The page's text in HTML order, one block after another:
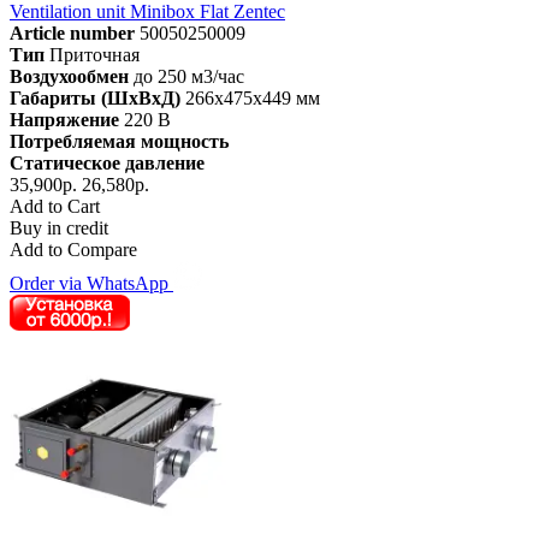
Ventilation unit Minibox Flat Zentec
Article number 50050250009
Тип Приточная
Воздухообмен до 250 м3/час
Габариты (ШхВхД) 266x475x449 мм
Напряжение 220 В
Потребляемая мощность
Статическое давление
35,900р. 26,580р.
Add to Cart
Buy in credit
Add to Compare
Order via WhatsApp